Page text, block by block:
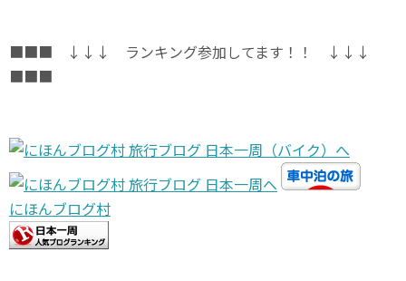
■■■ ↓↓↓ ランキング参加してます！！ ↓↓↓
■■■
にほんブログ村